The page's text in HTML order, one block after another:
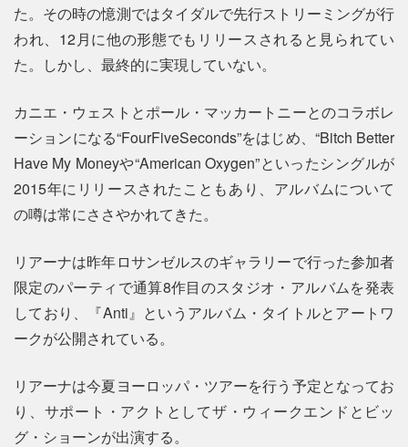
た。その時の憶測ではタイダルで先行ストリーミングが行
われ、12月に他の形態でもリリースされると見られてい
た。しかし、最終的に実現していない。
カニエ・ウェストとポール・マッカートニーとのコラボレ
ーションになる“FourFiveSeconds”をはじめ、“Bitch Better
Have My Moneyや“American Oxygen”といったシングルが
2015年にリリースされたこともあり、アルバムについて
の噂は常にささやかれてきた。
リアーナは昨年ロサンゼルスのギャラリーで行った参加者
限定のパーティで通算8作目のスタジオ・アルバムを発表
しており、『Anti』というアルバム・タイトルとアートワ
ークが公開されている。
リアーナは今夏ヨーロッパ・ツアーを行う予定となってお
り、サポート・アクトとしてザ・ウィークエンドとビッ
グ・ショーンが出演する。